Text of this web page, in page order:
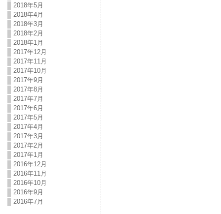
2018年5月
2018年4月
2018年3月
2018年2月
2018年1月
2017年12月
2017年11月
2017年10月
2017年9月
2017年8月
2017年7月
2017年6月
2017年5月
2017年4月
2017年3月
2017年2月
2017年1月
2016年12月
2016年11月
2016年10月
2016年9月
2016年7月